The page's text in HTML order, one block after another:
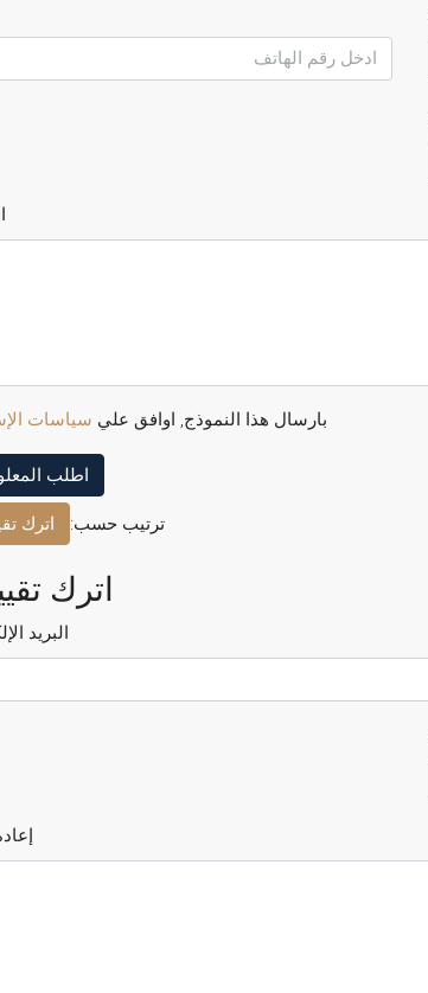
بارسال هذا النموذج, اوافق علي سياسات
اطلب
ترتيب حسب: اترك
اترك
البريد